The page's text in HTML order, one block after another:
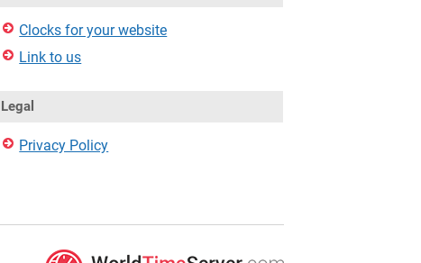
Clocks for your website
Link to us
Legal
Privacy Policy